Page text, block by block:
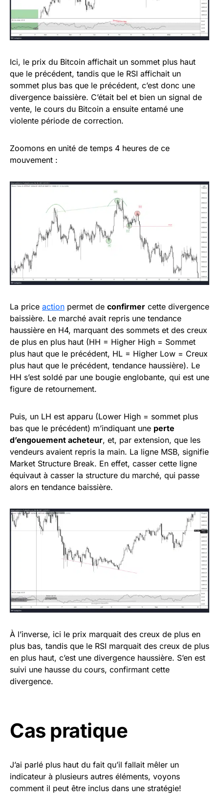
Ici, le prix du Bitcoin affichait un sommet plus haut
que le précédent, tandis que le RSI affichait un
sommet plus bas que le précédent, c’est donc une
divergence baissière. C’était bel et bien un signal de
vente, le cours du Bitcoin a ensuite entamé une
violente période de correction.
Zoomons en unité de temps 4 heures de ce
mouvement :
La price action permet de confirmer cette divergence
baissière. Le marché avait repris une tendance
haussière en H4, marquant des sommets et des creux
de plus en plus haut (HH = Higher High = Sommet
plus haut que le précédent, HL = Higher Low = Creux
plus haut que le précédent, tendance haussière). Le
HH s’est soldé par une bougie englobante, qui est une
figure de retournement.
Puis, un LH est apparu (Lower High = sommet plus
bas que le précédent) m’indiquant une perte
d’engouement acheteur, et, par extension, que les
vendeurs avaient repris la main. La ligne MSB, signifie
Market Structure Break. En effet, casser cette ligne
équivaut à casser la structure du marché, qui passe
alors en tendance baissière.
À l’inverse, ici le prix marquait des creux de plus en
plus bas, tandis que le RSI marquait des creux de plus
en plus haut, c’est une divergence haussière. S’en est
suivi une hausse du cours, confirmant cette
divergence.
Cas pratique
J’ai parlé plus haut du fait qu’il fallait mêler un
indicateur à plusieurs autres éléments, voyons
comment il peut être inclus dans une stratégie!